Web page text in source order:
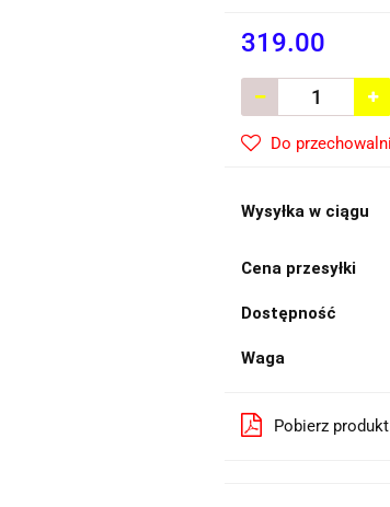
319.00
Do przechowalni
Wysyłka w ciągu
Cena przesyłki
Dostępność
Waga
Pobierz